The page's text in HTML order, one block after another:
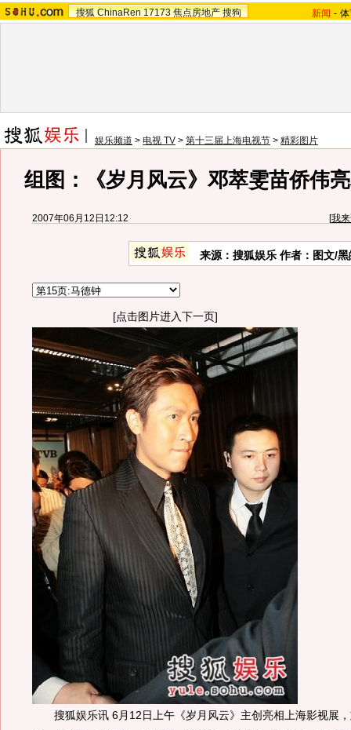
搜狐 ChinaRen 17173 焦点房地产 搜狗 新闻 -
娱乐频道 > 电视 TV > 第十三届上海电视节 > 精彩图片
组图：《岁月风云》邓萃雯苗侨伟
2007年06月12日12:12 [我
来源：搜狐娱乐 作者：图文/黑
[点击图片进入下一页]
搜狐娱乐讯 6月12日上午《岁月风云》主创亮相上海影视展，